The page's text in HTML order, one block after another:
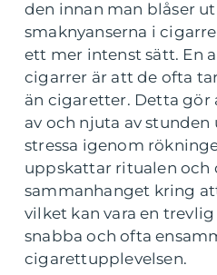
den innan man blåser
smaknyanserna i
ett mer intenst sätt. En
cigarrer är att de ofta
än cigaretter. Detta gör
av och njuta av
stressa igenom
uppskattar ritualen och
sammanhanget kring
vilket kan vara en
snabba och ofta
cigarettupplevelsen.